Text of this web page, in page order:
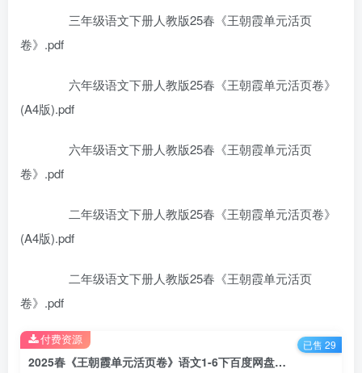
三年级语文下册人教版25春《王朝霞单元活页
卷》.pdf
六年级语文下册人教版25春《王朝霞单元活页卷》
(A4版).pdf
六年级语文下册人教版25春《王朝霞单元活页
卷》.pdf
二年级语文下册人教版25春《王朝霞单元活页卷》
(A4版).pdf
二年级语文下册人教版25春《王朝霞单元活页
卷》.pdf
2025春《王朝霞单元活页卷》语文1-6下百度网盘下载
付费资源 已售 29